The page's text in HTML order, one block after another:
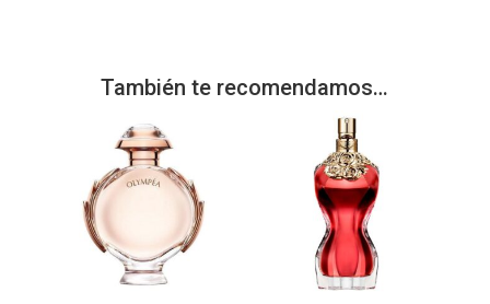
También te recomendamos…